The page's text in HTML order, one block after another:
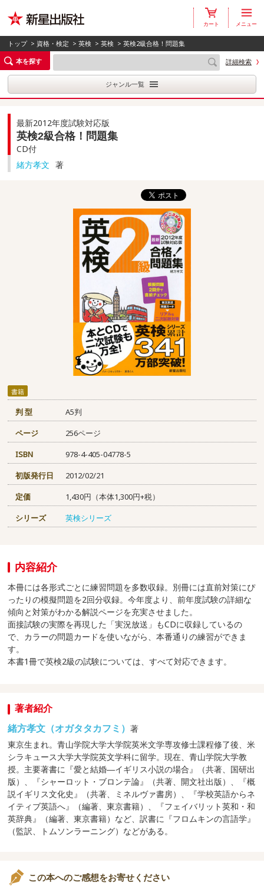
カート メニュー
トップ > 資格・検定 >英検 >英検 > 英検2級合格！問題集
本を探す
詳細検索
ジャンル一覧
最新2012年度試験対応版
英検2級合格！問題集
CD付
緒方孝文
著
書籍
判 型
A5判
ページ
256ページ
ISBN
978-4-405-04778-5
初版発行日
2012/02/21
定価
1,430円（本体1,300円+税）
シリーズ
英検シリーズ
内容紹介
本冊には各形式ごとに練習問題を多数収録。別冊には直前対策にぴ
ったりの模擬問題を2回分収録。今年度より、前年度試験の詳細な
傾向と対策がわかる解説ページを充実させました。
面接試験の実際を再現した「実況放送」もCDに収録しているの
で、カラーの問題カードを使いながら、本番通りの練習ができま
す。
本書1冊で英検2級の試験については、すべて対応できます。
著者紹介
緒方孝文（オガタタカフミ）著
東京生まれ。青山学院大学大学院英米文学専攻修士課程修了後、米
シラキュース大学大学院英文学科に留学。現在、青山学院大学教
授。主要著書に『愛と結婚―イギリス小説の場合』（共著、国研出
版）、『シャーロット・ブロンテ論』（共著、開文社出版）、『概
説イギリス文化史』（共著、ミネルヴァ書房）、『学校英語からネ
イティブ英語へ』（編著、東京書籍）、『フェイバリット英和・和
英辞典』（編著、東京書籍）など、訳書に『フロムキンの言語学』
（監訳、トムソンラーニング）などがある。
この本へのご感想をお寄せください